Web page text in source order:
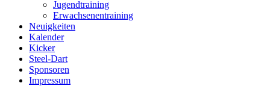
Jugendtraining
Erwachsenentraining
Neuigkeiten
Kalender
Kicker
Steel-Dart
Sponsoren
Impressum